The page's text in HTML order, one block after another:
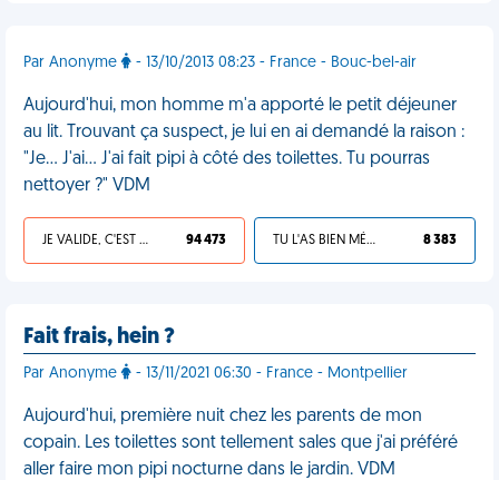
Par Anonyme - 13/10/2013 08:23 - France - Bouc-bel-air
Aujourd'hui, mon homme m'a apporté le petit déjeuner
au lit. Trouvant ça suspect, je lui en ai demandé la raison :
"Je... J'ai... J'ai fait pipi à côté des toilettes. Tu pourras
nettoyer ?" VDM
JE VALIDE, C'EST UNE VDM 94 473 TU L'AS BIEN MÉRITÉ 8 383
Fait frais, hein ?
Par Anonyme - 13/11/2021 06:30 - France - Montpellier
Aujourd'hui, première nuit chez les parents de mon
copain. Les toilettes sont tellement sales que j'ai préféré
aller faire mon pipi nocturne dans le jardin. VDM